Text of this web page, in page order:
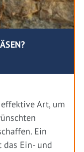
Art, um
Ein
das Ein- und